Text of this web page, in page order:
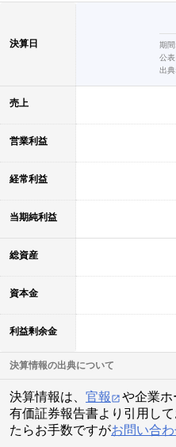
期間:
公
出典:
決算日
売上
営業利益
経常利益
当期純利益
総資産
資本金
利益剰余金
決算情報の出典について
決算情報は、 官報
や企業ホ
有価証券報告書より引用し
たらお手数ですがお問い合